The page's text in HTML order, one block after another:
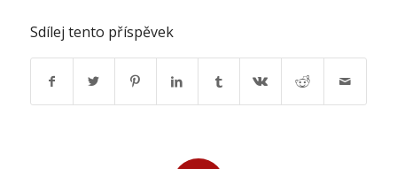
Sdílej tento příspěvek